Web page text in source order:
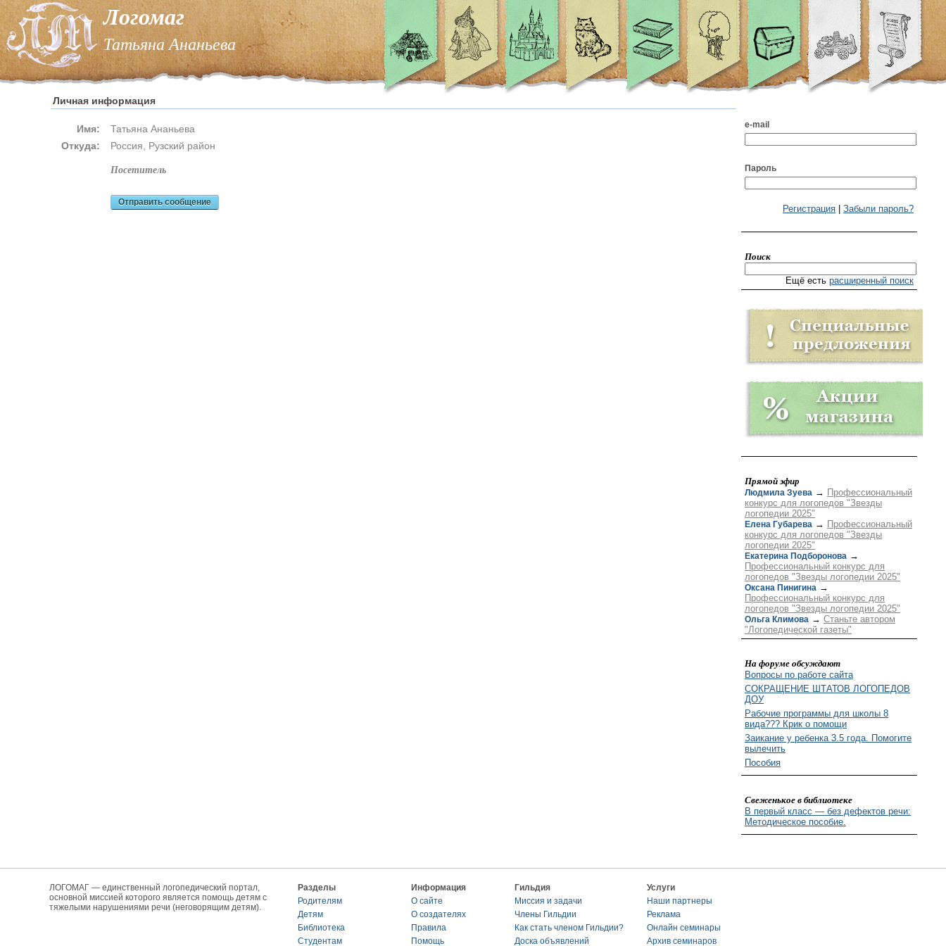
Логомаг
Татьяна Ананьева
Личная информация
Имя:
Татьяна Ананьева
Откуда:
Россия, Рузский район
посетитель
Отправить сообщение
e-mail
Пароль
Регистрация Забыли пароль?
Поиск
Ещё есть расширенный поиск
Прямой эфир
Людмила Зуева → Профессиональный
конкурс для логопедов "Звезды
логопедии 2025"
Елена Губарева → Профессиональный
конкурс для логопедов "Звезды
логопедии 2025"
Екатерина Подборонова →
Профессиональный конкурс для
логопедов "Звезды логопедии 2025"
Оксана Пинигина →
Профессиональный конкурс для
логопедов "Звезды логопедии 2025"
Ольга Климова → Станьте автором
"Логопедической газеты"
На форуме обсуждают
Вопросы по работе сайта
СОКРАЩЕНИЕ ШТАТОВ ЛОГОПЕДОВ
ДОУ
Рабочие программы для школы 8
вида??? Крик о помощи
Заикание у ребенка 3.5 года. Помогите
вылечить
Пособия
Свеженькое в библиотеке
В первый класс — без дефектов речи:
Методическое пособие.
ЛОГОМАГ — единственный логопедический портал,
основной миссией которого является помощь детям с
тяжелыми нарушениями речи (неговорящим детям).
Разделы
Родителям
Детям
Библиотека
Студентам
Информация
О сайте
О создателях
Правила
Помощь
Гильдия
Миссия и задачи
Члены Гильдии
Как стать членом Гильдии?
Доска объявлений
Услуги
Наши партнеры
Реклама
Онлайн семинары
Архив семинаров